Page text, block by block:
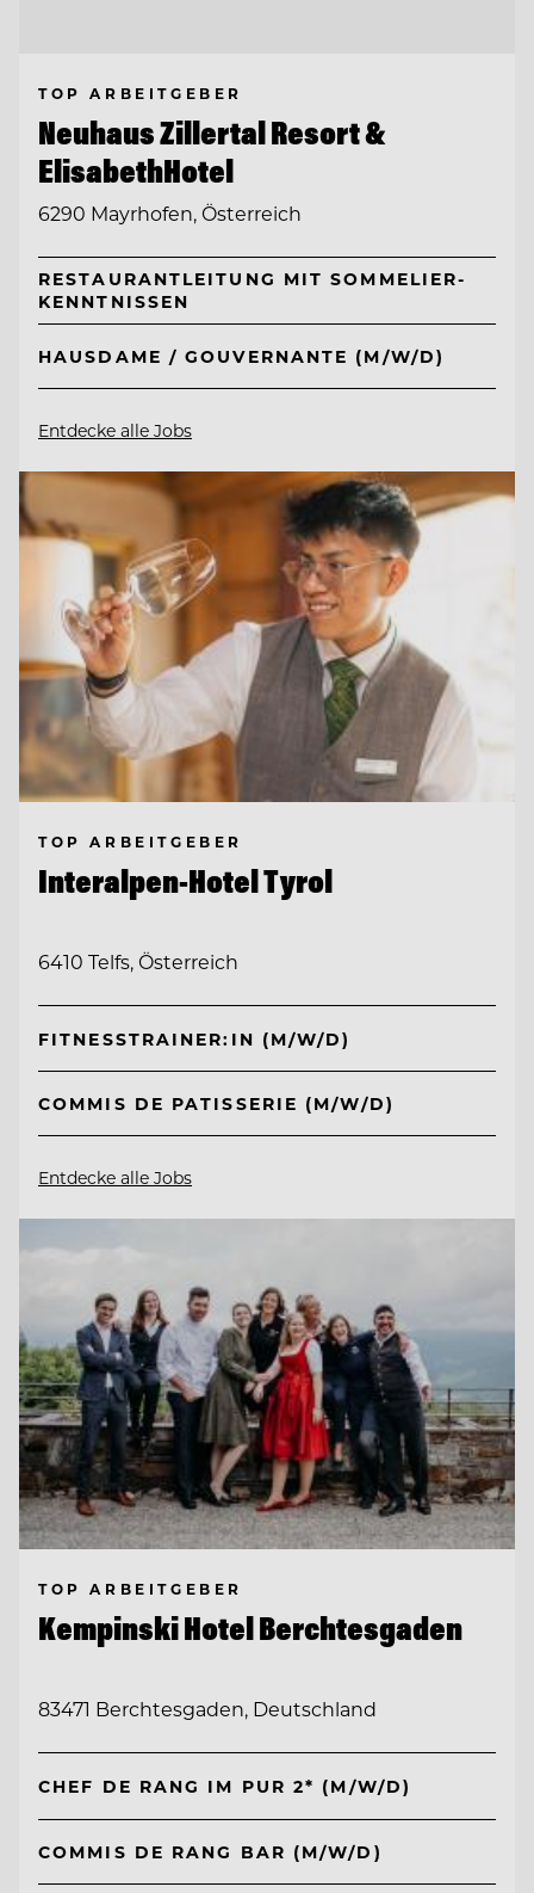
TOP ARBEITGEBER
Neuhaus Zillertal Resort &
ElisabethHotel
6290 Mayrhofen, Österreich
RESTAURANTLEITUNG MIT SOMMELIER-
KENNTNISSEN
HAUSDAME / GOUVERNANTE (M/W/D)
Entdecke alle Jobs
TOP ARBEITGEBER
Interalpen-Hotel Tyrol
6410 Telfs, Österreich
FITNESSTRAINER:IN (M/W/D)
COMMIS DE PATISSERIE (M/W/D)
Entdecke alle Jobs
TOP ARBEITGEBER
Kempinski Hotel Berchtesgaden
83471 Berchtesgaden, Deutschland
CHEF DE RANG IM PUR 2* (M/W/D)
COMMIS DE RANG BAR (M/W/D)